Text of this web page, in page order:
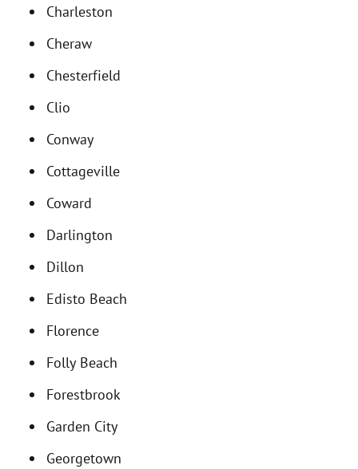
Charleston
Cheraw
Chesterfield
Clio
Conway
Cottageville
Coward
Darlington
Dillon
Edisto Beach
Florence
Folly Beach
Forestbrook
Garden City
Georgetown